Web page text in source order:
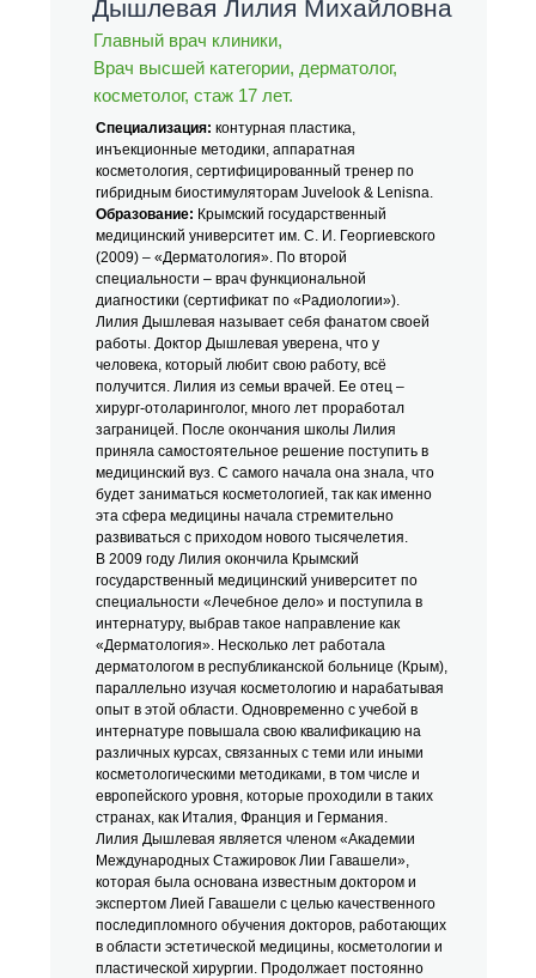
Дышлевая Лилия Михайловна
Главный врач клиники,
Врач высшей категории, дерматолог,
косметолог, стаж 17 лет.
Специализация: контурная пластика,
инъекционные методики, аппаратная
косметология, сертифицированный тренер по
гибридным биостимуляторам Juvelook & Lenisna.
Образование: Крымский государственный
медицинский университет им. С. И. Георгиевского
(2009) – «Дерматология». По второй
специальности – врач функциональной
диагностики (сертификат по «Радиологии»).
Лилия Дышлевая называет себя фанатом своей
работы. Доктор Дышлевая уверена, что у
человека, который любит свою работу, всё
получится. Лилия из семьи врачей. Ее отец –
хирург-отоларинголог, много лет проработал
заграницей. После окончания школы Лилия
приняла самостоятельное решение поступить в
медицинский вуз. С самого начала она знала, что
будет заниматься косметологией, так как именно
эта сфера медицины начала стремительно
развиваться с приходом нового тысячелетия.
В 2009 году Лилия окончила Крымский
государственный медицинский университет по
специальности «Лечебное дело» и поступила в
интернатуру, выбрав такое направление как
«Дерматология». Несколько лет работала
дерматологом в республиканской больнице (Крым),
параллельно изучая косметологию и нарабатывая
опыт в этой области. Одновременно с учебой в
интернатуре повышала свою квалификацию на
различных курсах, связанных с теми или иными
косметологическими методиками, в том числе и
европейского уровня, которые проходили в таких
странах, как Италия, Франция и Германия.
Лилия Дышлевая является членом «Академии
Международных Стажировок Лии Гавашели»,
которая была основана известным доктором и
экспертом Лией Гавашели с целью качественного
последипломного обучения докторов, работающих
в области эстетической медицины, косметологии и
пластической хирургии. Продолжает постоянно